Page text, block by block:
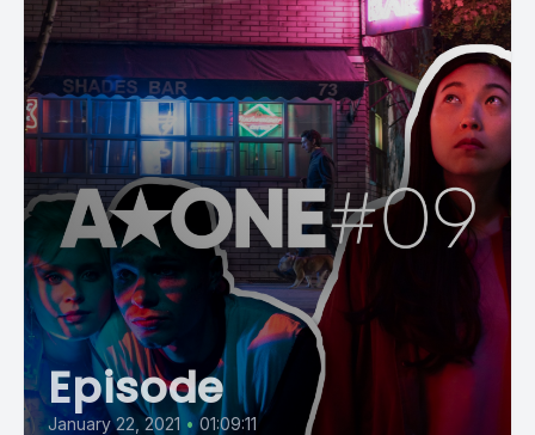
Episode
January 22, 2021 • 01:09:11